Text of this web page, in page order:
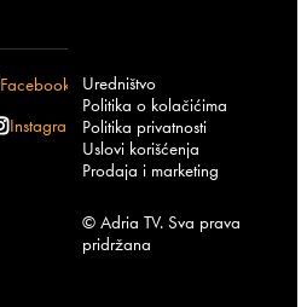
Facebook
Instagram
Uredništvo
Politika o kolačićima
Politika privatnosti
Uslovi korišćenja
Prodaja i marketing
© Adria TV. Sva prava
pridržana